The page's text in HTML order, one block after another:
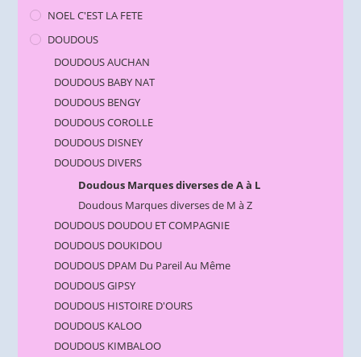
NOEL C'EST LA FETE
DOUDOUS
DOUDOUS AUCHAN
DOUDOUS BABY NAT
DOUDOUS BENGY
DOUDOUS COROLLE
DOUDOUS DISNEY
DOUDOUS DIVERS
Doudous Marques diverses de A à L
Doudous Marques diverses de M à Z
DOUDOUS DOUDOU ET COMPAGNIE
DOUDOUS DOUKIDOU
DOUDOUS DPAM Du Pareil Au Même
DOUDOUS GIPSY
DOUDOUS HISTOIRE D'OURS
DOUDOUS KALOO
DOUDOUS KIMBALOO